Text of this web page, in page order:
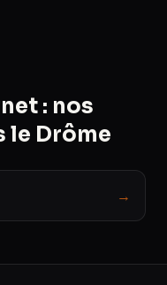
: nos
le Drôme
→